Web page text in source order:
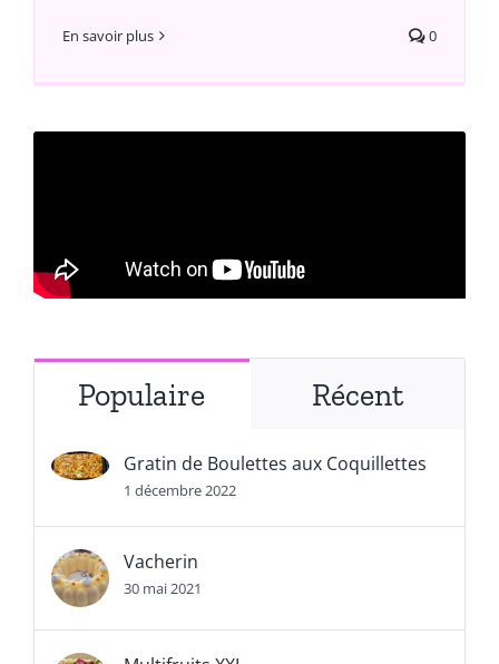
En savoir plus 0
Populaire Récent
Gratin de Boulettes aux Coquillettes
1 décembre 2022
Vacherin
30 mai 2021